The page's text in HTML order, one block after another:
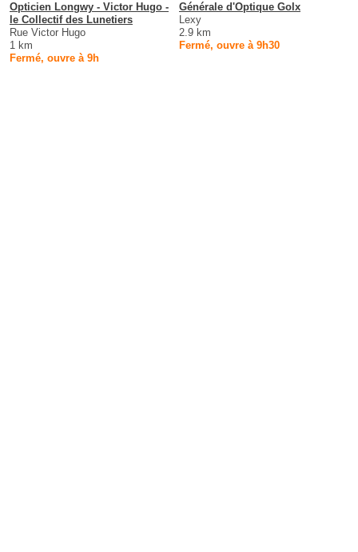
Opticien Longwy - Victor Hugo -
le Collectif des Lunetiers
Rue Victor Hugo
1 km
Fermé, ouvre à 9h
Générale d'Optique Golx
Lexy
2.9 km
Fermé, ouvre à 9h30